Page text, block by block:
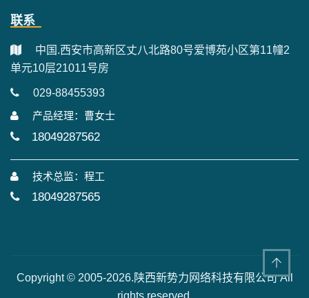
联系
中国.西安市高新区丈八北路80号爱博苑小区第11幢2
单元10层21011号房
029-88455393
产品经理：曹女士
18049287562
技术总监：程工
18049287565
Copyright © 2005-2026.陕西新势力网络科技有限公司 All